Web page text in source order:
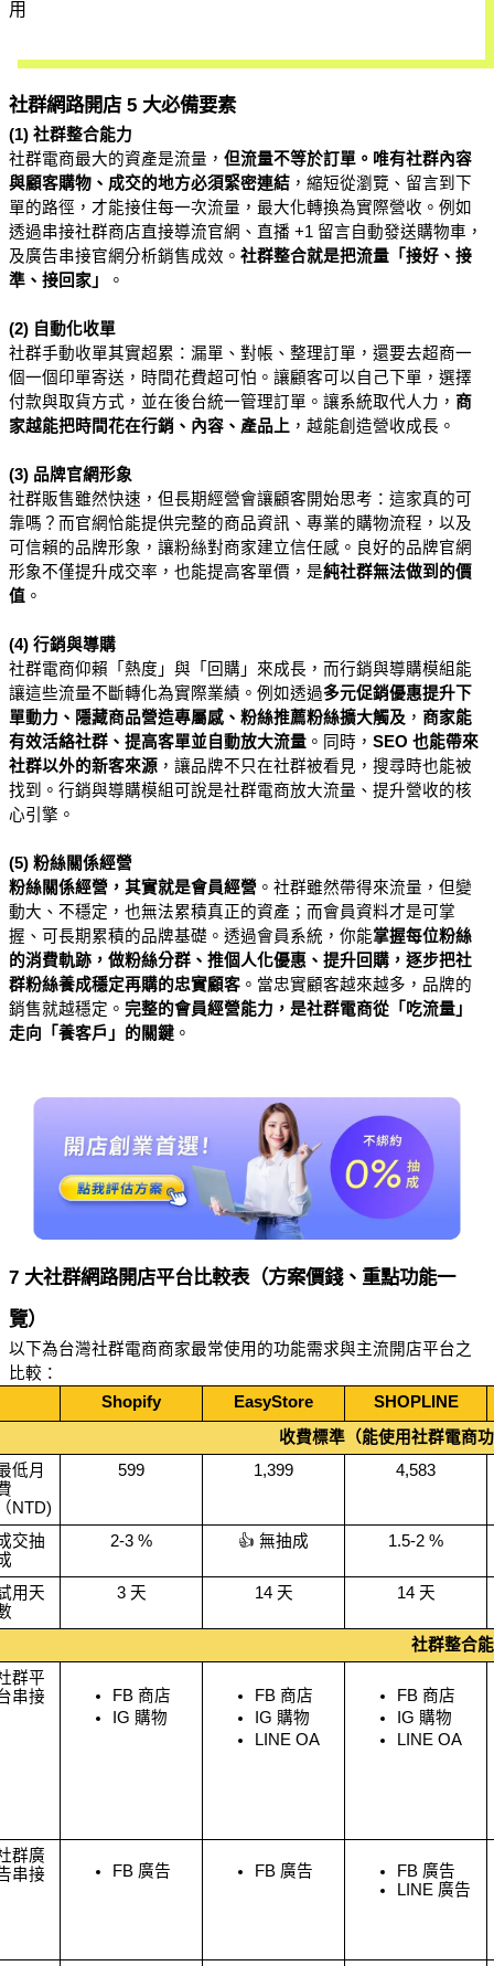
用
社群網路開店 5 大必備要素
(1) 社群整合能力
社群電商最大的資產是流量， 但流量不等於訂單。唯有社群內容
與顧客購物、成交的地方必須緊密連結 ，縮短從瀏覽、留言到下
單的路徑，才能接住每一次流量，最大化轉換為實際營收。例如
透過串接社群商店直接導流官網、直播 +1 留言自動發送購物車，
及廣告串接官網分析銷售成效。 社群整合就是把流量「接好、接
準、接回家」
。
(2) 自動化收單
社群手動收單其實超累：漏單、對帳、整理訂單，還要去超商一
個一個印單寄送，時間花費超可怕。讓顧客可以自己下單，選擇
付款與取貨方式，並在後台統一管理訂單。讓系統取代人力， 商
家越能把時間花在行銷、內容、產品上 ，越能創造營收成長。
(3) 品牌官網形象
社群販售雖然快速，但長期經營會讓顧客開始思考：這家真的可
靠嗎？而官網恰能提供完整的商品資訊、專業的購物流程，以及
可信賴的品牌形象，讓粉絲對商家建立信任感。良好的品牌官網
形象不僅提升成交率，也能提高客單價，是純社群無法做到的價
值 。
(4) 行銷與導購
社群電商仰賴「熱度」與「回購」來成長，而行銷與導購模組能
讓這些流量不斷轉化為實際業績。例如透過多元促銷優惠提升下
單動力、隱藏商品營造專屬感、粉絲推薦粉絲擴大觸及 ， 商家能
有效活絡社群、提高客單並自動放大流量 。同時， SEO 也能帶來
社群以外的新客來源 ，讓品牌不只在社群被看見，搜尋時也能被
找到。 行銷與導購模組可說是社群電商放大流量、提升營收的核
心引擎。
(5) 粉絲關係經營
粉絲關係經營，其實就是會員經營 。社群雖然帶得來流量，但變
動大、不穩定，也無法累積真正的資產；而會員資料才是可掌
握、可長期累積的品牌基礎。透過會員系統，你能掌握每位粉絲
的消費軌跡，做粉絲分群、推個人化優惠、提升回購，逐步把社
群粉絲養成穩定再購的忠實顧客 。當忠實顧客越來越多，品牌的
銷售就越穩定。 完整的會員經營能力， 是社群電商從「吃流量」
走向「養客戶」的關鍵 。
7 大社群網路開店平台比較表（方案價錢、重點功能一
覽）
以下為台灣社群電商商家最常使用的功能需求與主流開店平台之
比較：
Shopify
EasyStore
SHOPLINE
收費標準（能使用社群電商
低月
NTD)
599 1,399 4,583
交抽
2-3 % 👍 無抽成 1.5-2 %
用天
3 天 14 天 14 天
社群整合
群平
串接
FB 商店
IG 購物
FB 商店
IG 購物
LINE OA
FB 商店
IG 購物
LINE OA
群廣
串接
FB 廣告 FB 廣告
FB 廣告
LINE 廣告